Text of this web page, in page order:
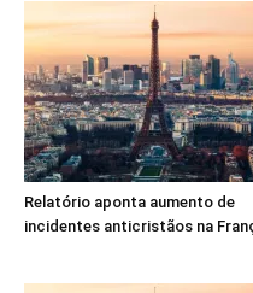
Relatório aponta aumento de
incidentes anticristãos na